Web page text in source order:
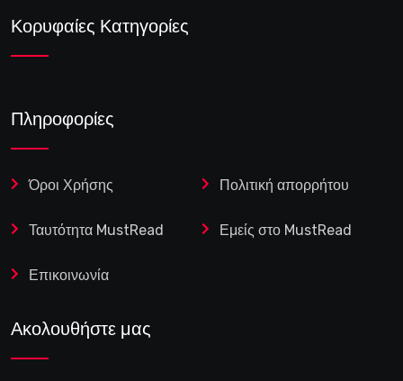
Κορυφαίες Κατηγορίες
Πληροφορίες
Όροι Χρήσης Πολιτική απορρήτου
Ταυτότητα MustRead Εμείς στο MustRead
Επικοινωνία
Ακολουθήστε μας